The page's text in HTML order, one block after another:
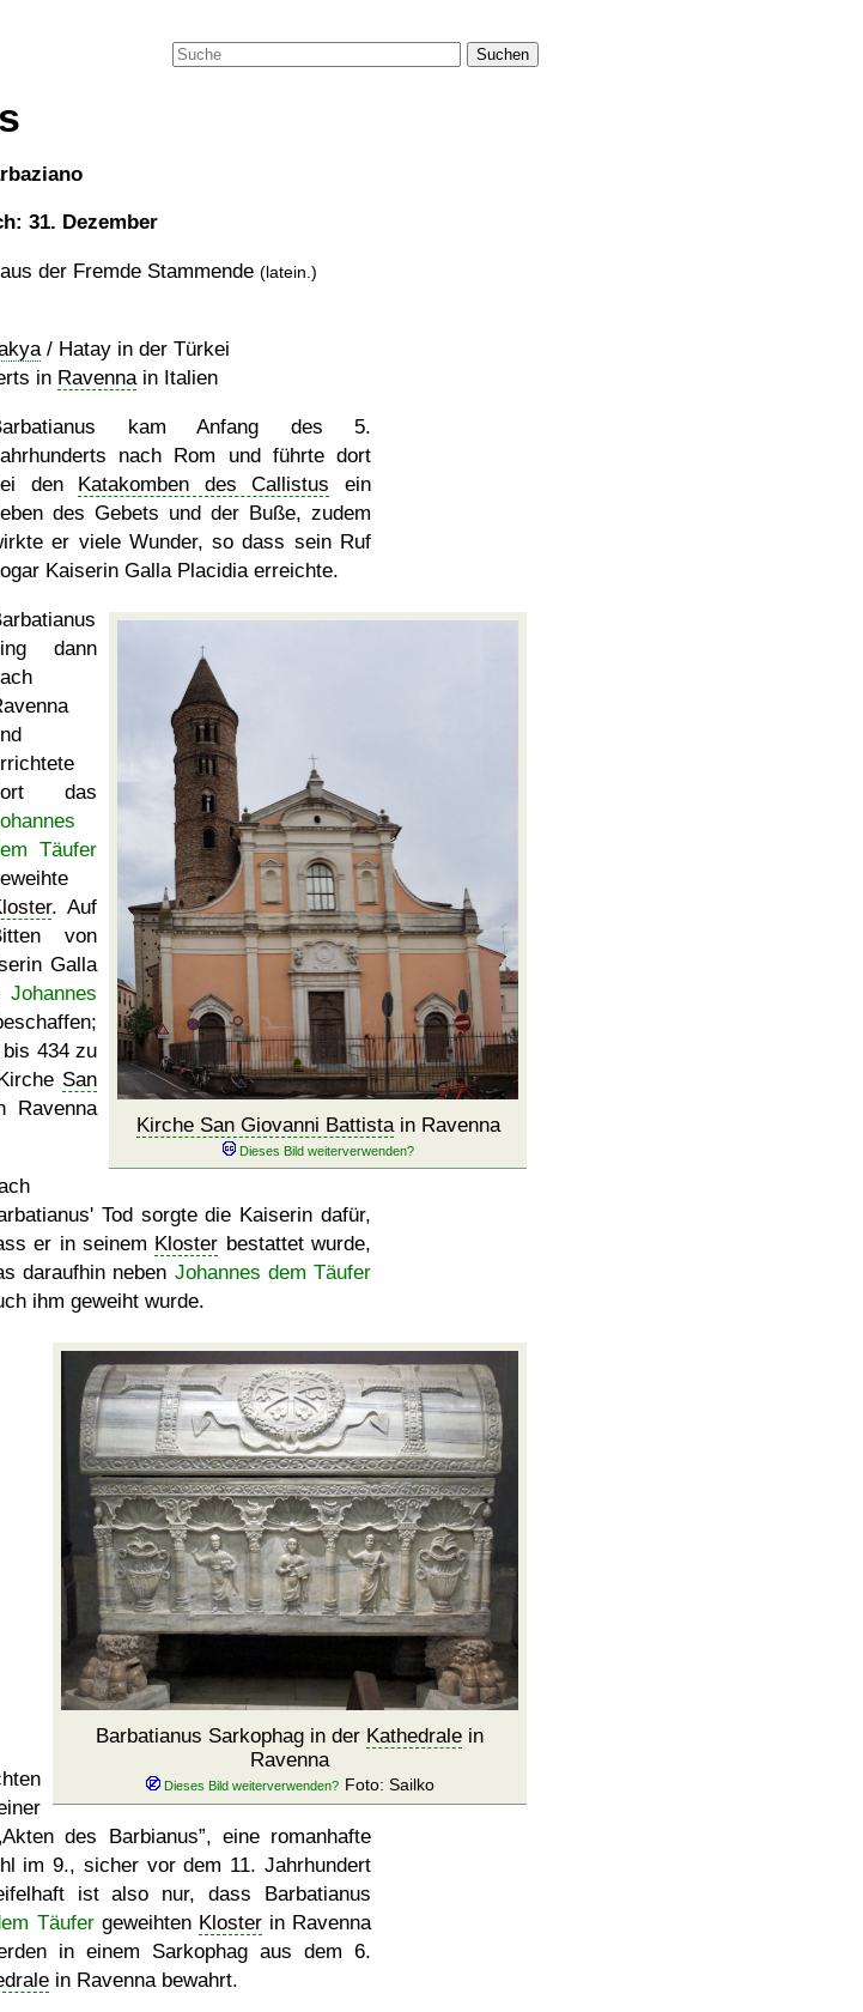
Suchen
31. Dezember
der Fremde Stammende (latein.)
/ Hatay in der Türkei
in Ravennain Italien
kam Anfang des 5.
nach Rom und führte dort
den Katakomben des Callistus ein
des Gebets und der Buße, zudem
er viele Wunder, so dass sein Ruf
Kaiserin Galla Placidia erreichte.
Kirche San Giovanni Battistain Ravenna
dann
das
Täufer
. Auf
von
Galla
Johannes
434 zu
San
Tod sorgte die Kaiserin dafür,
er in seinem Kloster bestattet wurde,
daraufhin neben Johannes dem Täufer
ihm geweiht wurde.
Barbatianus Sarkophag in der Kathedrale in
Ravenna
Foto: Sailko
Akten des Barbianus , eine romanhafte
im 9., sicher vor dem 11. Jahrhundert
ist also nur, dass Barbatianus
Täufergeweihten Klosterin Ravenna
in einem Sarkophag aus dem 6.
in Ravenna bewahrt.